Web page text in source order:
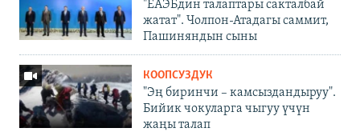
"ЕАЭБдин талаптары сакталбай
жатат". Чолпон-Атадагы саммит,
Пашиняндын сыны
КООПСУЗДУК
"Эң биринчи – камсыздандыруу".
Бийик чокуларга чыгуу үчүн
жаңы талап